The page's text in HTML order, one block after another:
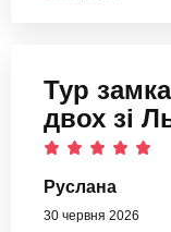
Тур
двох зі
Руслана
30 червня 2026